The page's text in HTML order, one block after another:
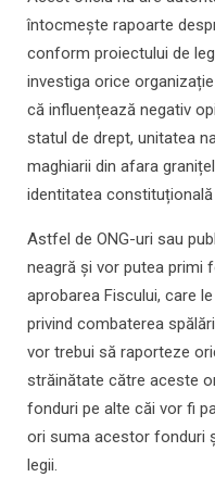
întocmește rapoarte
conform proiectului de
investiga orice
că influențează negativ
statul de drept, unitatea
maghiarii din afara
identitatea
Astfel de ONG-uri sau
neagră și vor putea primi
aprobarea Fiscului, care
privind combaterea
vor trebui să raporteze
străinătate către aceste
fonduri pe alte căi vor fi
ori suma acestor fonduri
legii.